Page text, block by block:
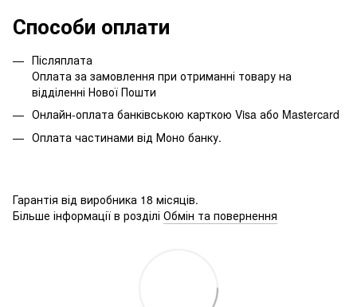
Способи оплати
Післяплата
Оплата за замовлення при отриманні товару на
відділенні Нової Пошти
Онлайн-оплата банківською карткою Visa або Mastercard
Оплата частинами від Моно банку.
Гарантія від виробника 18 місяців.
Більше інформації в розділі Обмін та повернення